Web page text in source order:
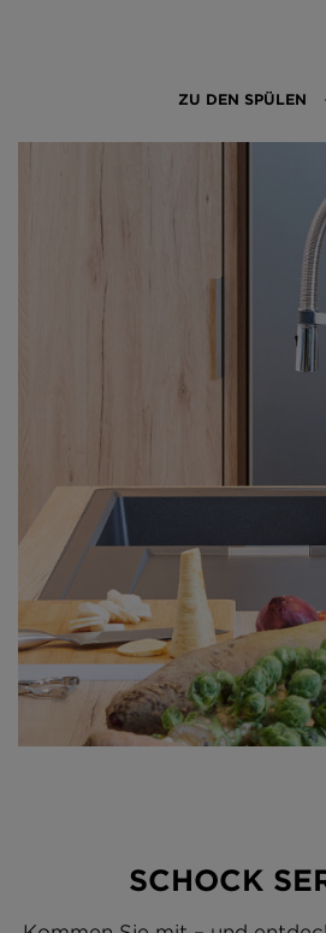
ZU DEN SPÜLEN
SCHOCK